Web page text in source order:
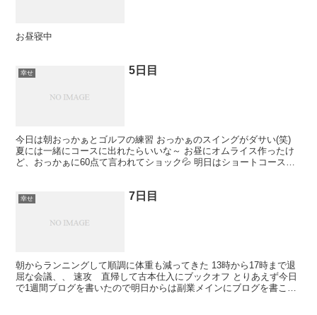
お昼寝中
幸せ 5日目
今日は朝おっかぁとゴルフの練習 おっかぁのスイングがダサい(笑)
夏には一緒にコースに出れたらいいな～ お昼にオムライス作ったけ
ど、おっかぁに60点て言われてショック💦 明日はショートコース行
幸せ 7日目
朝からランニングして順調に体重も減ってきた 13時から17時まで退
屈な会議、、 速攻 直帰して古本仕入にブックオフ とりあえず今日
で1週間ブログを書いたので明日からは副業メインにブログを書こう